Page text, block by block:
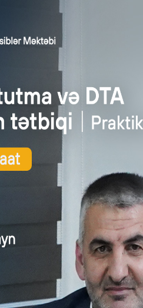
əmək müqavilələrinin
daxil edilməlidir.